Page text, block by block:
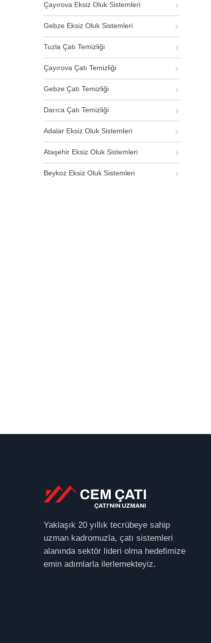
Çayırova Eksiz Oluk Sistemleri
Gebze Eksiz Oluk Sistemleri
Tuzla Çatı Temizliği
Çayırova Çatı Temizliği
Gebze Çatı Temizliği
Darıca Çatı Temizliği
Adalar Eksiz Oluk Sistemleri
Ataşehir Eksiz Oluk Sistemleri
Beykoz Eksiz Oluk Sistemleri
Yaklaşık 20 yıllık tecrübeye sahip
uzman kadromuzla, çatı sistemleri
alanında sektör lideri olma hedefimize
emin adımlarla ilerlemekteyiz.